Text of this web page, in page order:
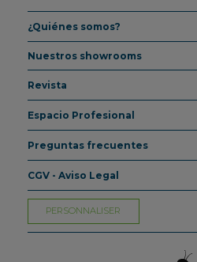
¿Quiénes somos?
Nuestros showrooms
Revista
Espacio Profesional
Preguntas frecuentes
CGV - Aviso Legal
PERSONNALISER